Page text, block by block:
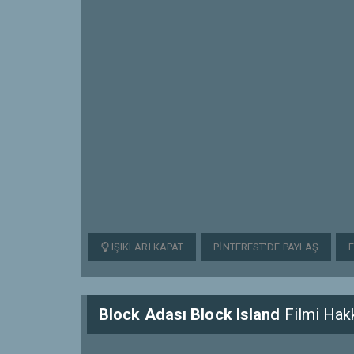
IŞIKLARI KAPAT PINTEREST'DE PAYLAŞ
Block Adası Block Island Filmi